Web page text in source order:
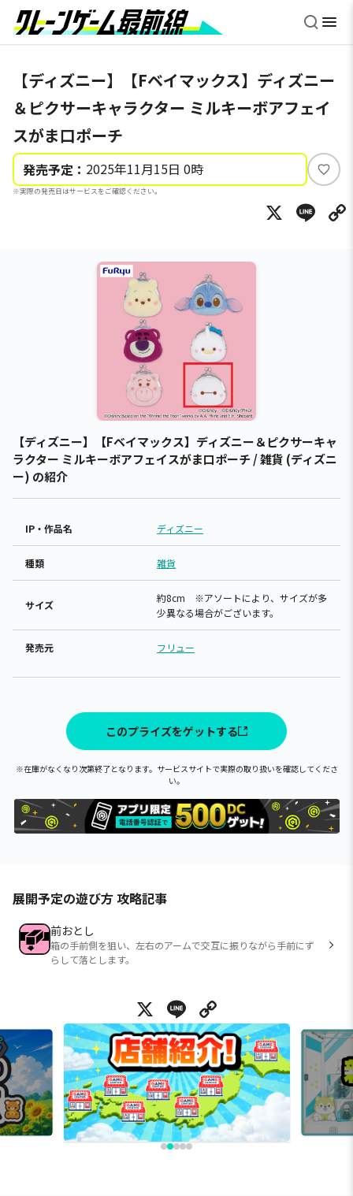
【ディズニー】【Fベイマックス】ディズニー
＆ピクサーキャラクター ミルキーボアフェイ
スがま口ポーチ
発売予定： 2025年11月15日 0時
※実際の発売日はサービスをご確認ください。
い
ね
X
【ディズニー】【Fベイマックス】ディズニー＆ピクサーキャ
ラクター ミルキーボアフェイスがま口ポーチ / 雑貨 (ディズニ
ー) の紹介
IP・作品名 ディズニー
種類 雑貨
サイズ
約8cm ※アソートにより、サイズが多
少異なる場合がございます。
発売元 フリュー
このプライズをゲットする
※在庫がなくなり次第終了となります。サービスサイトで実際の取り扱いを確認してくださ
い。
展開予定の遊び方 攻略記事
前おとし
箱の手前側を狙い、左右のアームで交互に振りながら手前にず
らして落とします。
X Line